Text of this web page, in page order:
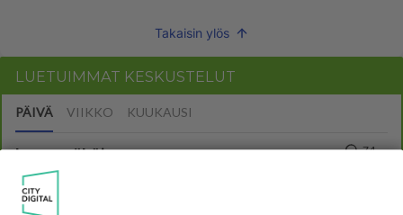
Takaisin ylös
LUETUIMMAT KESKUSTELUT
PÄIVÄ VIIKKO KUUKAUSI
kenen näköinen
kaivattusi on ?
07.08.2026 16:24
74